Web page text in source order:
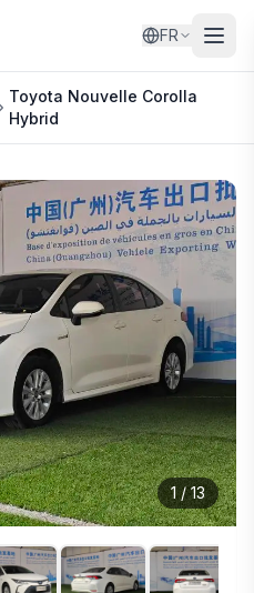
FR
Toyota Nouvelle Corolla
Hybrid
1/13